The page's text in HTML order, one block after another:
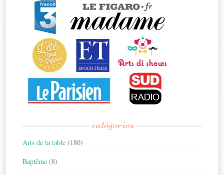
catégories
Arts de la table (180)
Baptême (8)